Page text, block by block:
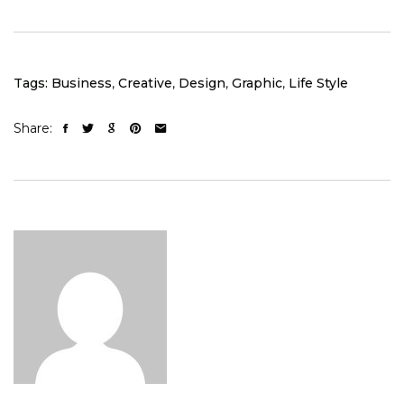
Tags: Business, Creative, Design, Graphic, Life Style
Share: